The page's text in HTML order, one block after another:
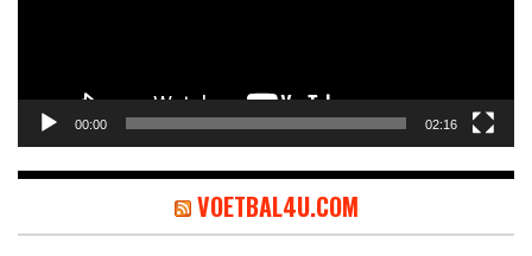
00:00 02:16
VOETBAL4U.COM